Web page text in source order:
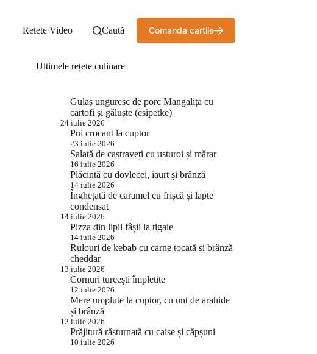
Retete Video Caută Comanda cartile
Ultimele rețete culinare
Gulaș unguresc de porc Mangalița cu
cartofi și găluște (csipetke)
24 iulie 2026
Pui crocant la cuptor
23 iulie 2026
Salată de castraveți cu usturoi și mărar
16 iulie 2026
Plăcintă cu dovlecei, iaurt și brânză
14 iulie 2026
Înghețată de caramel cu frișcă și lapte
condensat
14 iulie 2026
Pizza din lipii fâșii la tigaie
14 iulie 2026
Rulouri de kebab cu carne tocată și brânză
cheddar
13 iulie 2026
Cornuri turcești împletite
12 iulie 2026
Mere umplute la cuptor, cu unt de arahide
și brânză
12 iulie 2026
Prăjitură răsturnată cu caise și căpșuni
10 iulie 2026